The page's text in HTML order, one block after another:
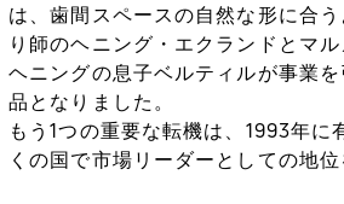
は、歯間スペースの自然な形に合
り師のヘニング・エクランドとマ
ヘニングの息子ベルティルが事業
品となりました。
もう1つの重要な転機は、1993年
くの国で市場リーダーとしての地位